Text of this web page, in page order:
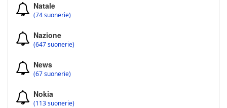
Natale
(74 suonerie)
Nazione
(647 suonerie)
News
(67 suonerie)
Nokia
(113 suonerie)